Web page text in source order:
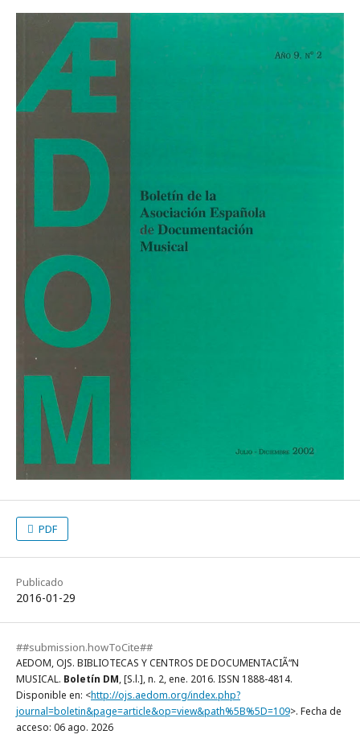
PDF
Publicado
2016-01-29
##submission.howToCite##
AEDOM, OJS. BIBLIOTECAS Y CENTROS DE DOCUMENTACIÃ“N
MUSICAL. Boletín DM, [S.l.], n. 2, ene. 2016. ISSN 1888-4814.
Disponible en: <http://ojs.aedom.org/index.php?
journal=boletin&page=article&op=view&path%5B%5D=109>. Fecha de
acceso: 06 ago. 2026